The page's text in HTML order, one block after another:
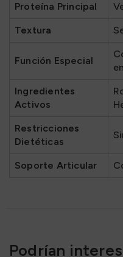
Proteína Principal
Textura
Función Especial
Ingredientes
Activos
Restricciones
Dietéticas
Soporte Articular
Podrían